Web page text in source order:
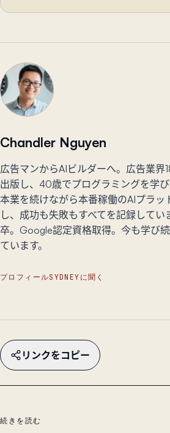
Chandler Nguyen
広告マンからAIビルダーへ。広告業界
出版し、40歳でプログラミングを学
本業を続けながら本番稼働のAIプラッ
し、成功も失敗もすべてを記録してい
卒。Google認定資格取得。今も学び
ています。
プロフィールSYDNEYに聞く
リンクをコピー
続きを読む